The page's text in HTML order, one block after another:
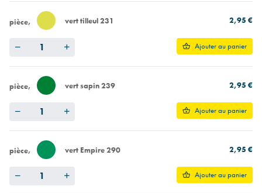
pièce vert tilleul 231 2,95 €
Ajouter au panier
pièce vert sapin 239 2,95 €
Ajouter au panier
pièce vert Empire 290 2,95 €
Ajouter au panier